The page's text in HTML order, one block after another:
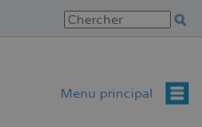
Menu principal